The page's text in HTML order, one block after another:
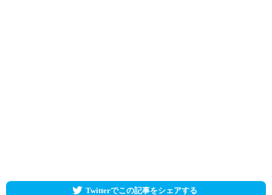
Twitterでこの記事をシェアする